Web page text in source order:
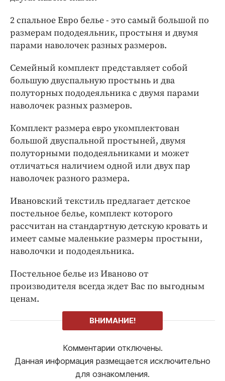
2 спальное Евро белье - это самый большой по
размерам пододеяльник, простыня и двумя
парами наволочек разных размеров.
Семейный комплект представляет собой
большую двуспальную простынь и два
полуторных пододеяльника с двумя парами
наволочек разных размеров.
Комплект размера евро укомплектован
большой двуспальной простыней, двумя
полуторными пододеяльниками и может
отличаться наличием одной или двух пар
наволочек разного размера.
Ивановский текстиль предлагает детское
постельное белье, комплект которого
рассчитан на стандартную детскую кровать и
имеет самые маленькие размеры простыни,
наволочки и пододеяльника.
Постельное белье из Иваново от
производителя всегда ждет Вас по выгодным
ценам.
ВНИМАНИЕ!
Комментарии отключены.
Данная информация размещается исключительно
для ознакомления.